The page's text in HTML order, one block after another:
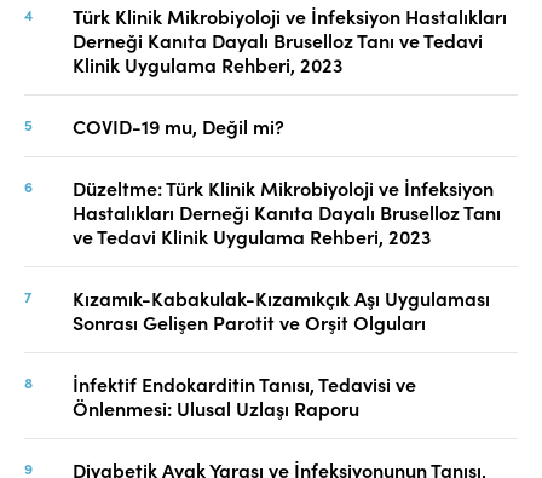
Türk Klinik Mikrobiyoloji ve İnfeksiyon Hastalıkları
Derneği Kanıta Dayalı Bruselloz Tanı ve Tedavi
Klinik Uygulama Rehberi, 2023
COVID-19 mu, Değil mi?
Düzeltme: Türk Klinik Mikrobiyoloji ve İnfeksiyon
Hastalıkları Derneği Kanıta Dayalı Bruselloz Tanı
ve Tedavi Klinik Uygulama Rehberi, 2023
Kızamık-Kabakulak-Kızamıkçık Aşı Uygulaması
Sonrası Gelişen Parotit ve Orşit Olguları
İnfektif Endokarditin Tanısı, Tedavisi ve
Önlenmesi: Ulusal Uzlaşı Raporu
Diyabetik Ayak Yarası ve İnfeksiyonunun Tanısı,